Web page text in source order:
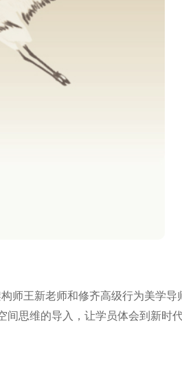
师王新老师和修齐高级行为美学导
间思维的导入，让学员体会到新时